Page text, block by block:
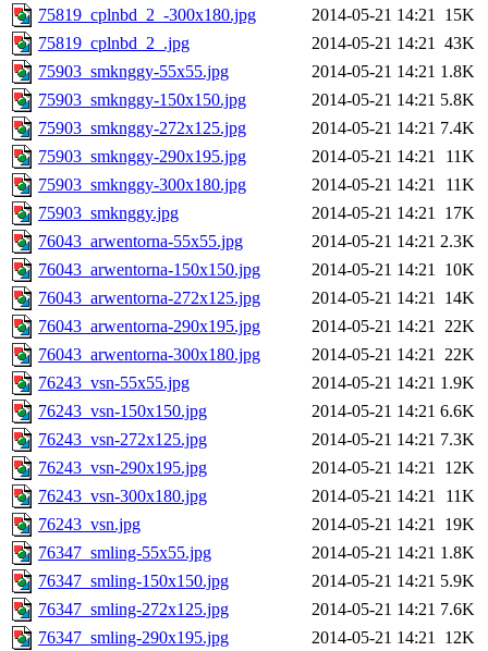
75819_cplnbd_2_-300x180.jpg 2014-05-21 14:21 15K
75819_cplnbd_2_.jpg
2014-05-21 14:21 43K
75903_smknggy-55x55.jpg
2014-05-21 14:21 1.8K
75903_smknggy-150x150.jpg
2014-05-21 14:21 5.8K
75903_smknggy-272x125.jpg
2014-05-21 14:21 7.4K
75903_smknggy-290x195.jpg
2014-05-21 14:21
11K
75903_smknggy-300x180.jpg
2014-05-21 14:21
11K
75903_smknggy.jpg
2014-05-21 14:21 17K
76043_arwentorna-55x55.jpg
2014-05-21 14:21 2.3K
76043_arwentorna-150x150.jpg
2014-05-21 14:21 10K
76043_arwentorna-272x125.jpg
2014-05-21 14:21 14K
76043_arwentorna-290x195.jpg
2014-05-21 14:21 22K
76043_arwentorna-300x180.jpg
2014-05-21 14:21 22K
76243_vsn-55x55.jpg
2014-05-21 14:21 1.9K
76243_vsn-150x150.jpg
2014-05-21 14:21 6.6K
76243_vsn-272x125.jpg
2014-05-21 14:21 7.3K
76243_vsn-290x195.jpg
2014-05-21 14:21 12K
76243_vsn-300x180.jpg
2014-05-21 14:21
11K
76243_vsn.jpg
2014-05-21 14:21 19K
76347_smling-55x55.jpg
2014-05-21 14:21 1.8K
76347_smling-150x150.jpg
2014-05-21 14:21 5.9K
76347_smling-272x125.jpg
2014-05-21 14:21 7.6K
76347_smling-290x195.jpg
2014-05-21 14:21 12K